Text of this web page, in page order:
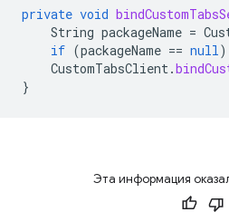
private void
String packageName =
if (packageName == null)
CustomTabsClient.
}
Эта информация